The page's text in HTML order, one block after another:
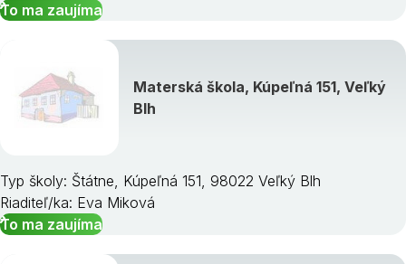
To ma zaujíma
Materská škola, Kúpeľná 151, Veľký
Blh
Typ školy: Štátne, Kúpeľná 151, 98022 Veľký Blh
Riaditeľ/ka: Eva Miková
To ma zaujíma